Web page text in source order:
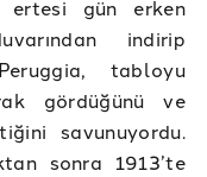
ertesi gün erken
indirip
tabloyu
gördüğünü ve
savunuyordu.
sonra 1913’te